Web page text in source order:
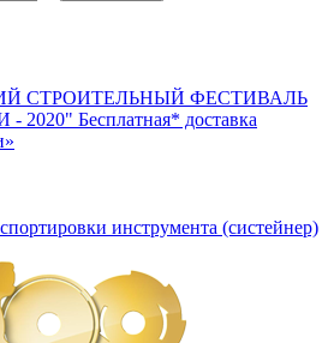
СТРОИТЕЛЬНЫЙ ФЕСТИВАЛЬ
2020" Бесплатная* доставка
инструмента (систейнер)